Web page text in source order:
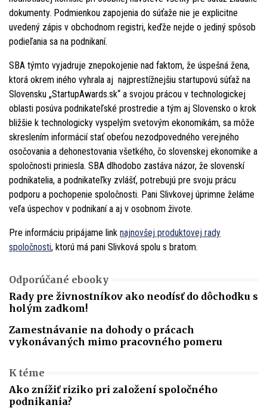
dokumenty. Podmienkou zapojenia do súťaže nie je explicitne
uvedený zápis v obchodnom registri, keďže nejde o jediný spôsob
podieľania sa na podnikaní.
SBA týmto vyjadruje znepokojenie nad faktom, že úspešná žena,
ktorá okrem iného vyhrala aj najprestížnejšiu startupovú súťaž na
Slovensku „StartupAwards.sk“ a svojou prácou v technologickej
oblasti posúva podnikateľské prostredie a tým aj Slovensko o krok
bližšie k technologicky vyspelým svetovým ekonomikám, sa môže
skreslením informácií stať obeťou nezodpovedného verejného
osočovania a dehonestovania všetkého, čo slovenskej ekonomike a
spoločnosti priniesla. SBA dlhodobo zastáva názor, že slovenskí
podnikatelia, a podnikateľky zvlášť, potrebujú pre svoju prácu
podporu a pochopenie spoločnosti. Pani Slivkovej úprimne želáme
veľa úspechov v podnikaní a aj v osobnom živote.
Pre informáciu pripájame link najnovšej produktovej rady
spoločnosti, ktorú má pani Slivková spolu s bratom.
Odporúčané ebooky
Rady pre živnostníkov ako neodísť do dôchodku s
holým zadkom!
Zamestnávanie na dohody o prácach
vykonávaných mimo pracovného pomeru
K téme
Ako znížiť riziko pri založení spoločného
podnikania?